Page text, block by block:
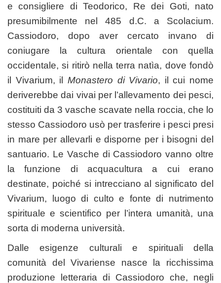
e consigliere di Teodorico, Re dei Goti, nato
presumibilmente nel 485 d.C. a Scolacium.
Cassiodoro, dopo aver cercato invano di
coniugare la cultura orientale con quella
occidentale, si ritirò nella terra natìa, dove fondò
il Vivarium, il Monastero di Vivario, il cui nome
deriverebbe dai vivai per l’allevamento dei pesci,
costituiti da 3 vasche scavate nella roccia, che lo
stesso Cassiodoro usò per trasferire i pesci presi
in mare per allevarli e disporne per i bisogni del
santuario. Le Vasche di Cassiodoro vanno oltre
la funzione di acquacultura a cui erano
destinate, poiché si intrecciano al significato del
Vivarium, luogo di culto e fonte di nutrimento
spirituale e scientifico per l’intera umanità, una
sorta di moderna università.
Dalle esigenze culturali e spirituali della
comunità del Vivariense nasce la ricchissima
produzione letteraria di Cassiodoro che, negli